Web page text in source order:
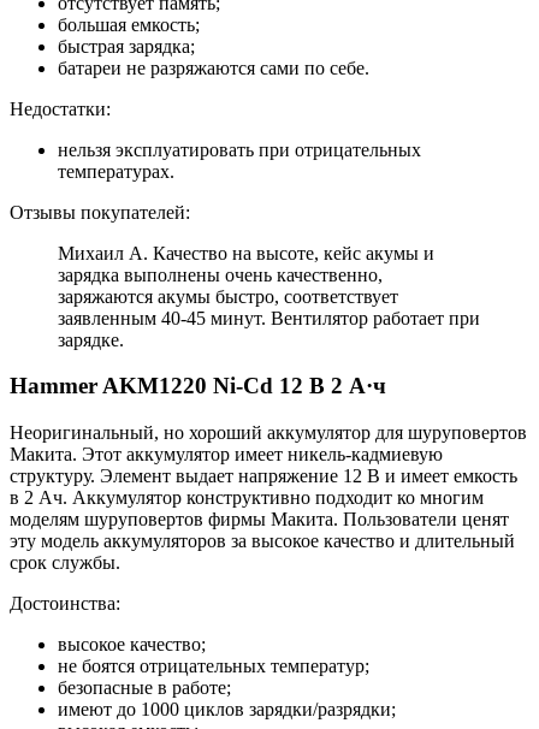
большая емкость;
быстрая зарядка;
батареи не разряжаются сами по себе.
Недостатки:
нельзя эксплуатировать при отрицательных
температурах.
Отзывы покупателей:
Михаил А. Качество на высоте, кейс акумы и
зарядка выполнены очень качественно,
заряжаются акумы быстро, соответствует
заявленным 40-45 минут. Вентилятор работает при
зарядке.
Hammer AKM1220 Ni-Cd 12 В 2 А·ч
Неоригинальный, но хороший аккумулятор для шуруповертов
Макита. Этот аккумулятор имеет никель-кадмиевую
структуру. Элемент выдает напряжение 12 В и имеет емкость
в 2 Ач. Аккумулятор конструктивно подходит ко многим
моделям шуруповертов фирмы Макита. Пользователи ценят
эту модель аккумуляторов за высокое качество и длительный
срок службы.
Достоинства:
высокое качество;
не боятся отрицательных температур;
безопасные в работе;
имеют до 1000 циклов зарядки/разрядки;